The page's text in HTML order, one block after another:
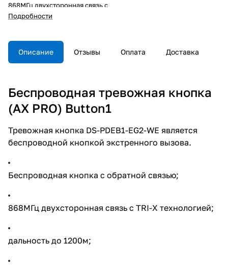
868МГц двухсторонная связь с
TRI-X технологией;
дальность до 1200м;
срок службы батареи - 3 года;
размер Ф63.8×17.9мм;
IP54;
установка;
Подробности
Описание Отзывы Оплата Доставка
Беспроводная тревожная кнопка
(AX PRO) Button1
Тревожная кнопка DS-PDEB1-EG2-WE является
беспроводной кнопкой экстренного вызова.
Беспроводная кнопка с обратной связью;
868МГц двухсторонная связь с TRI-X технологией;
дальность до 1200м;